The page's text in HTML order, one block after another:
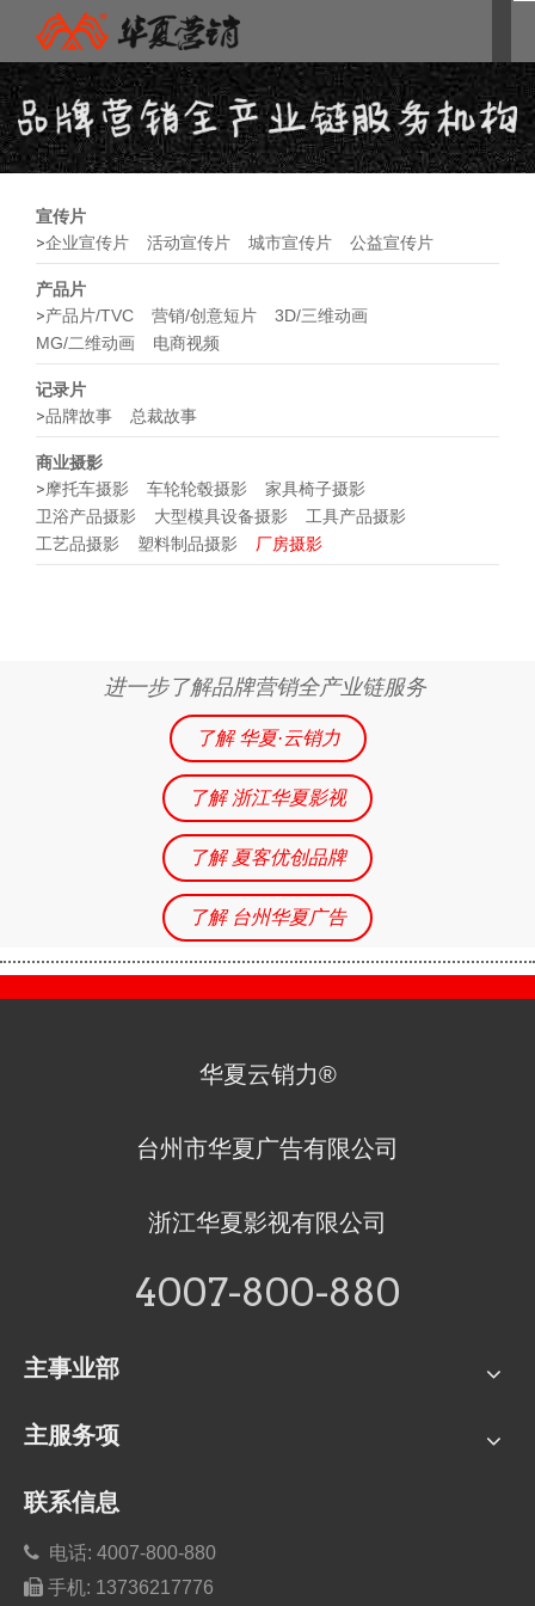
宣传片
>企业宣传片 活动宣传片 城市宣传片 公益宣传片
产品片
>产品片/TVC 营销/创意短片
3D/三维动画
MG/二维动画
电商视频
记录片
>品牌故事 总裁故事
商业摄影
>摩托车摄影 车轮轮毂摄影
家具椅子摄影
卫浴产品摄影
大型模具设备摄影
工具产品摄影
工艺品摄影
塑料制品摄影 厂房摄影
进一步了解品牌营销全产业链服务
了解 华夏·云销力
了解 浙江华夏影视
了解 夏客优创品牌
了解 台州华夏广告
华夏云销力®
台州市华夏广告有限公司
浙江华夏影视有限公司
4007-800-880
主事业部
主服务项
联系信息
 电话: 4007-800-880
 手机: 13736217776